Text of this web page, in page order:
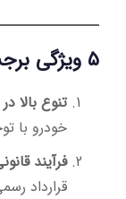
۵ ویژگی برجسته خدمات ما:
تنوع بالا
خودرو با
فرآیند
قرارداد